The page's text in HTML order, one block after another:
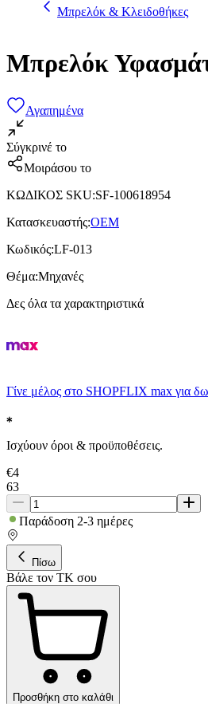
Μπρελόκ & Κλειδοθήκες
Μπρελόκ
Αγαπημένα
Σύγκρινέ το
Μοιράσου το
ΚΩΔΙΚΟΣ SKU:SF-100618954
Κατασκευαστής:OEM
Κωδικός:LF-013
Θέμα:Μηχανές
Δες όλα τα χαρακτηριστικά
Γίνε μέλος στο SHOPFLIX max για
Ισχύουν όροι & προϋποθέσεις.
€4
63
Παράδοση 2-3 ημέρες
Πίσω
Βάλε τον ΤΚ σου
Προσθήκη στο καλάθι